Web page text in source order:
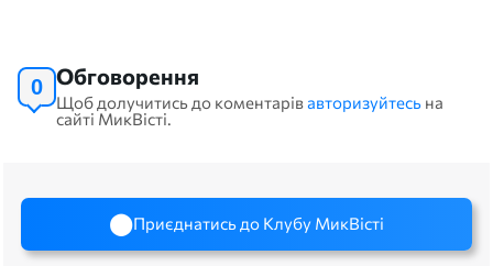
0 Обговорення
Щоб долучитись до коментарівавторизуйтесь на
сайті МикВісті.
Приєднатись до Клубу МикВісті